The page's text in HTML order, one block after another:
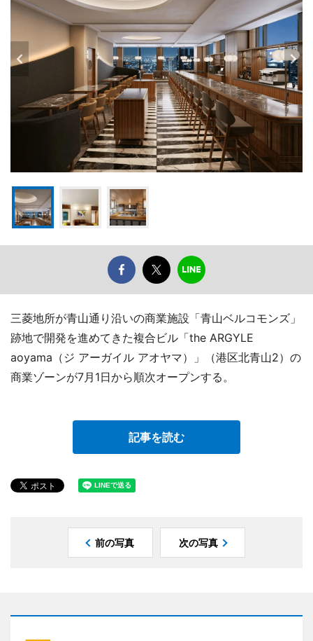
三菱地所が青山通り沿いの商業施設「青山ベルコモンズ」
跡地で開発を進めてきた複合ビル「the ARGYLE
aoyama（ジ アーガイル アオヤマ）」（港区北青山2）の
商業ゾーンが7月1日から順次オープンする。
記事を読む
前の写真 次の写真